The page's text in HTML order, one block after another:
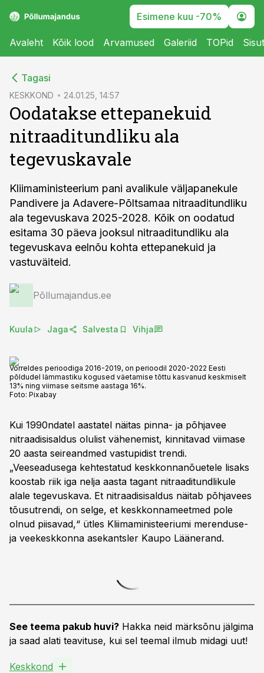
Esimene kuu -70%
Avaleht Kõik lood Arvamused Galeriid TOPid
Tagasi
KESKKOND 24.01.25, 14:57
Oodatakse ettepanekuid
nitraaditundliku ala
tegevuskavale
Kliimaministeerium pani avalikule väljapanekule
Pandivere ja Adavere-Põltsamaa nitraaditundliku
ala tegevuskava 2025-2028. Kõik on oodatud
esitama 30 päeva jooksul nitraaditundliku ala
tegevuskava eelnõu kohta ettepanekuid ja
vastuväiteid.
Põllumajandus.ee
Kuula Jaga Salvesta Vihja
Võrreldes perioodiga 2016-2019, on perioodil 2020-2022 Eesti
põldudel lämmastiku kogused väetamise tõttu kasvanud keskmiselt
13% ning viimase seitsme aastaga 16%.
Foto: Pixabay
Kui 1990ndatel aastatel näitas pinna- ja põhjavee
nitraadisisaldus olulist vähenemist, kinnitavad viimase
20 aasta seireandmed vastupidist trendi.
„Veeseadusega kehtestatud keskkonnanõuetele lisaks
koostab riik iga nelja aasta tagant nitraaditundlikule
alale tegevuskava. Et nitraadisisaldus näitab põhjavees
tõusutrendi, on selge, et keskkonnameetmed pole
olnud piisavad,“ ütles Kliimaministeeriumi merenduse-
ja veekeskkonna asekantsler Kaupo Läänerand.
See teema pakub huvi? Hakka neid märksõnu jälgima
ja saad alati teavituse, kui sel teemal ilmub midagi uut!
Keskkond